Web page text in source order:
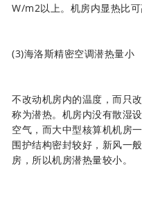
W/m2以上。机房内显热比可
(3)海洛斯精密空调潜热量小
不改动机房内的温度，而只
称为潜热。机房内没有散湿
空气，而大中型核算机机房
围护结构密封较好，新风一
房，所以机房潜热量较小。